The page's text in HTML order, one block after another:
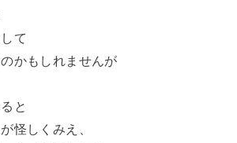
て
かもしれませんが
と
怪しくみえ、